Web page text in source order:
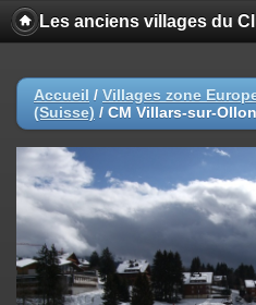
Les anciens villages du
Accueil / Villages zone
(Suisse) / CM Villars-sur-